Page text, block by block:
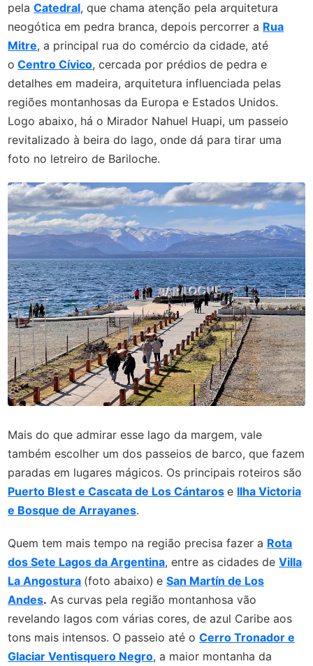
pelaCatedral, que chama atenção pela arquitetura
neogótica em pedra branca, depois percorrer a Rua
Mitre, a principal rua do comércio da cidade, até
o Centro Cívico, cercada por prédios de pedra e
detalhes em madeira, arquitetura influenciada pelas
regiões montanhosas da Europa e Estados Unidos.
Logo abaixo, há o Mirador Nahuel Huapi, um passeio
revitalizado à beira do lago, onde dá para tirar uma
foto no letreiro de Bariloche.
Mais do que admirar esse lago da margem, vale
também escolher um dos passeios de barco, que fazem
paradas em lugares mágicos. Os principais roteiros são
Puerto Blest e Cascata de Los Cántaros e Ilha Victoria
e Bosque de Arrayanes.
Quem tem mais tempo na região precisa fazer a Rota
dos Sete Lagos da Argentina, entre as cidades deVilla
La Angostura (foto abaixo) eSan Martín de Los
Andes. As curvas pela região montanhosa vão
revelando lagos com várias cores, de azul Caribe aos
tons mais intensos. O passeio até oCerro Tronador e
Glaciar Ventisquero Negro, a maior montanha da